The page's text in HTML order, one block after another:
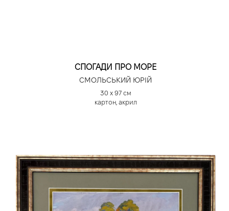
СПОГАДИ ПРО МОРЕ
СМОЛЬСЬКИЙ ЮРІЙ
30 х 97 см
картон, акрил